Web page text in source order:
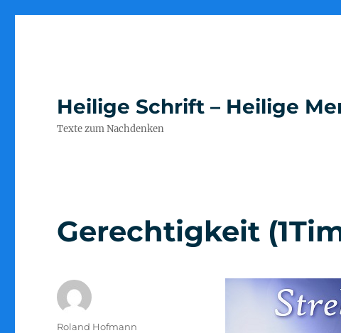
Heilige Schrift – Heilige
Texte zum Nachdenken
Gerechtigkeit
Autor
Roland Hofmann